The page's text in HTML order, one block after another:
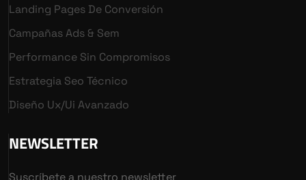
Landing Pages De Conversión
Campañas Ads & Sem
Performance Sin Compromisos
Estrategia Seo Técnico
Diseño Ux/ui Avanzado
NEWSLETTER
Suscríbete a nuestro newsletter